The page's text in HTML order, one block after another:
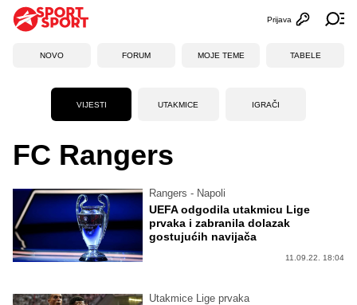
Otvori
Prijava
NOVO FORUM MOJE TEME TABELE
VIJESTI UTAKMICE IGRAČI
FC Rangers
Rangers - Napoli
UEFA odgodila utakmicu Lige
prvaka i zabranila dolazak
gostujućih navijača
11.09.22. 18:04
Utakmice Lige prvaka